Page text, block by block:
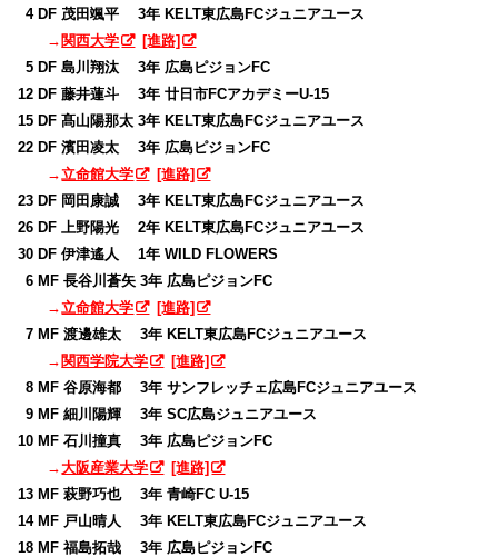
04 DF 茂田颯平 3年 KELT東広島FCジュニアユース
→ 関西大学
[進路]
05 DF 島川翔汰 3年 広島ピジョンFC
12 DF 藤井蓮斗 3年 廿日市FCアカデミーU-15
15 DF 髙山陽那太 3年 KELT東広島FCジュニアユース
22 DF 濱田凌太 3年 広島ピジョンFC
→立命館大学
[進路]
23 DF 岡田康誠 3年 KELT東広島FCジュニアユース
26 DF 上野陽光 2年 KELT東広島FCジュニアユース
30 DF 伊津遙人 1年 WILD FLOWERS
06 MF 長谷川蒼矢 3年 広島ピジョンFC
→立命館大学
[進路]
07 MF 渡邊雄太 3年 KELT東広島FCジュニアユース
→ 関西学院大学
[進路]
08 MF 谷原海都 3年 サンフレッチェ広島FCジュニアユース
09 MF 細川陽輝 3年 SC広島ジュニアユース
10 MF 石川撞真 3年 広島ピジョンFC
→大阪産業大学
[進路]
13 MF 萩野巧也 3年 青崎FC U-15
14 MF 戸山晴人 3年 KELT東広島FCジュニアユース
18 MF 福島拓哉 3年 広島ピジョンFC